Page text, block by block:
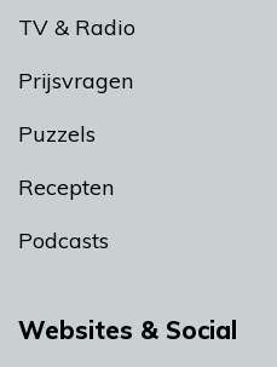
TV & Radio
Prijsvragen
Puzzels
Recepten
Podcasts
Websites & Social